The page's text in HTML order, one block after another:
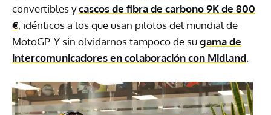
convertibles ycascos de fibra de carbono 9K de 800
€, idénticos a los que usan pilotos del mundial de
MotoGP. Y sin olvidarnos tampoco de sugama de
intercomunicadores en colaboración con Midland